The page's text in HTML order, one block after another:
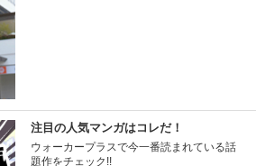
注目の人気マンガはコレだ！
ウォーカープラスで今一番読まれている話
題作をチェック!!